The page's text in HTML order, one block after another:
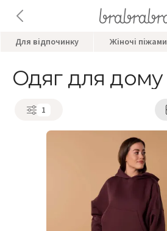
Для відпочинку Жіночі піжами
Одяг для дому
1